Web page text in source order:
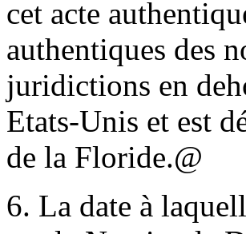
cet acte
authentiques des
juridictions en
Etats-Unis et est
de la Floride.@
6. La date à